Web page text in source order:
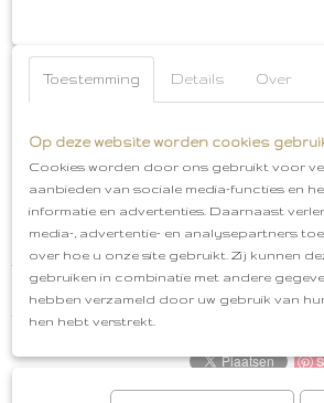
Afmeting: 39 cm + 5 cm
Gratis
€50,00
Reacties
Toestemming Details Over
Op deze website worden cookies
Cookies worden door ons gebruikt voor
aanbieden van sociale media-functies en
informatie en advertenties. Daarnaast
media-, advertentie- en analysepartners
over hoe u onze site gebruikt. Zij kunnen
gebruiken in combinatie met andere
hebben verzameld door uw gebruik van
hen hebt verstrekt.